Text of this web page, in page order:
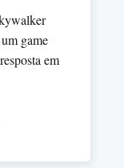
game
em